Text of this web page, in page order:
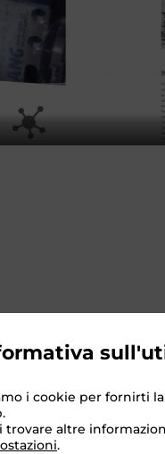
1
i cookie per fornirti
trovare altre
.